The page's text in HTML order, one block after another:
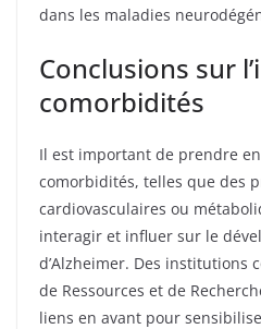
dans les maladies
Conclusions sur
comorbidités
Il est important de prendre
comorbidités, telles que des
cardiovasculaires ou
interagir et influer sur le
d’Alzheimer. Des institutions
de Ressources et de
liens en avant pour